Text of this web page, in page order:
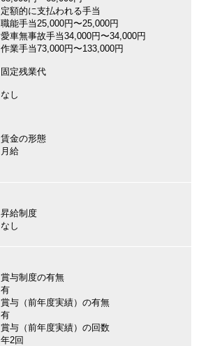
定額的に支払われる手当
職能手当25,000円〜25,000円
愛車無事故手当34,000円〜34,000円
作業手当73,000円〜133,000円
固定残業代
なし
賃金の形態
月給
昇給制度
なし
賞与制度の有無
有
賞与（前年度実績）の有無
有
賞与（前年度実績）の回数
年2回